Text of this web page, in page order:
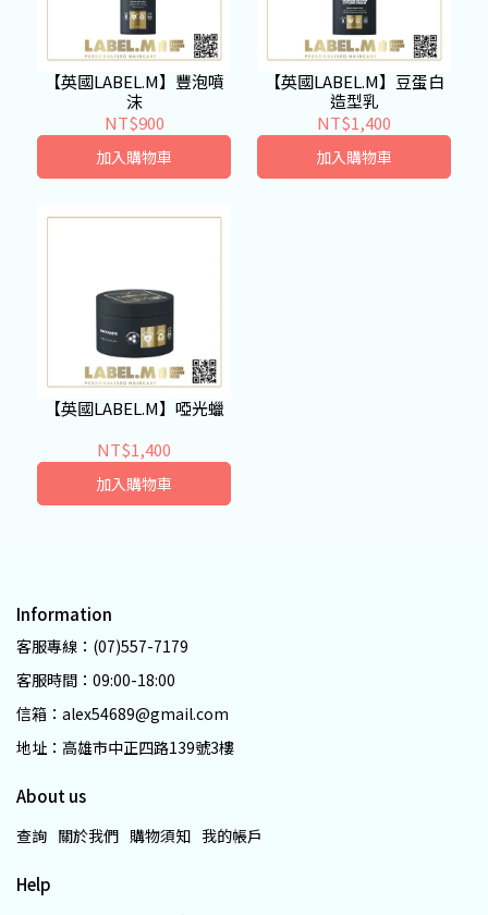
【英國LABEL.M】豐泡噴
沫
NT$900
加入購物車
【英國LABEL.M】豆蛋白
造型乳
NT$1,400
加入購物車
【英國LABEL.M】啞光蠟
NT$1,400
加入購物車
Information
客服專線：(07)557-7179
客服時間：09:00-18:00
信箱：alex54689@gmail.com
地址：高雄市中正四路139號3樓
About us
查詢 關於我們 購物須知 我的帳戶
Help